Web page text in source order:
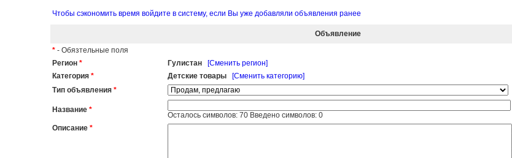
Чтобы сэкономить время войдите в систему, если Вы уже добавляли объявления ранее
Объявление
*- Обязтельные поля
Регион * Гулистан
[Сменить регион]
Категория * Детские товары
[Сменить категорию]
Тип объявления *
Название *
Осталось символов: 70Введено символов: 0
Описание *